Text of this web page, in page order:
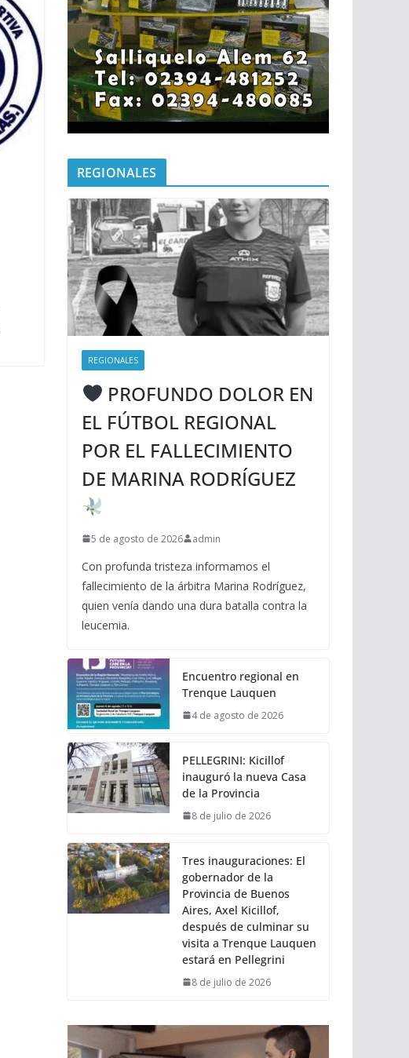
REGIONALES
REGIONALES
PROFUNDO DOLOR EN
EL FÚTBOL REGIONAL
POR EL FALLECIMIENTO
DE MARINA RODRÍGUEZ
5 de agosto de 2026 admin
Con profunda tristeza informamos el
fallecimiento de la árbitra Marina Rodríguez,
quien venía dando una dura batalla contra la
leucemia.
Encuentro regional en
Trenque Lauquen
4 de agosto de 2026
PELLEGRINI: Kicillof
inauguró la nueva Casa
de la Provincia
8 de julio de 2026
Tres inauguraciones: El
gobernador de la
Provincia de Buenos
Aires, Axel Kicillof,
después de culminar su
visita a Trenque Lauquen
estará en Pellegrini
8 de julio de 2026